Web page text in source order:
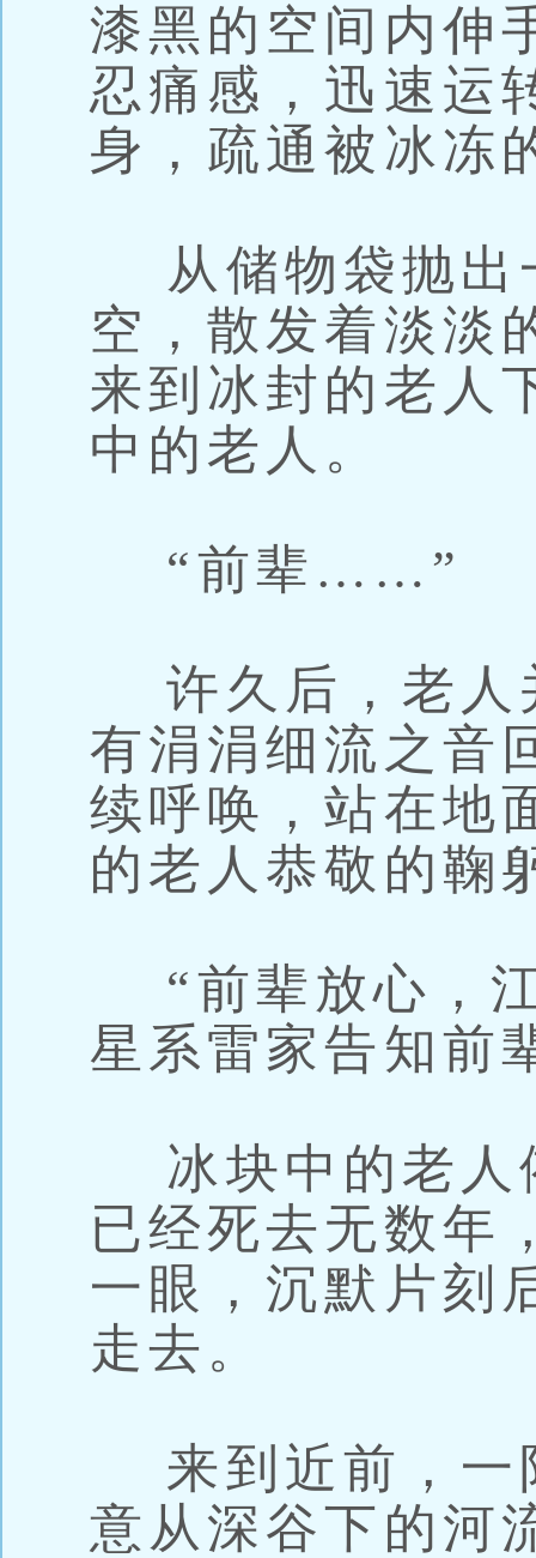
漆黑的空间内伸
忍痛感，迅速运
身，疏通被冰冻
从储物袋抛出
空，散发着淡淡
来到冰封的老人
中的老人。
“前辈……”
许久后，老人
有涓涓细流之音
续呼唤，站在地
的老人恭敬的鞠
“前辈放心，
星系雷家告知前
冰块中的老人
已经死去无数年
一眼，沉默片刻
走去。
来到近前，一
意从深谷下的河